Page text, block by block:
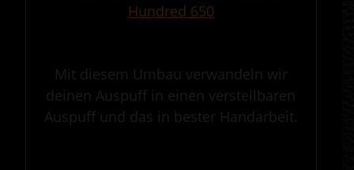
Hundred 650
Mit diesem Umbau verwandeln wir
deinen Auspuff in einen verstellbaren
Auspuff und das in bester Handarbeit.